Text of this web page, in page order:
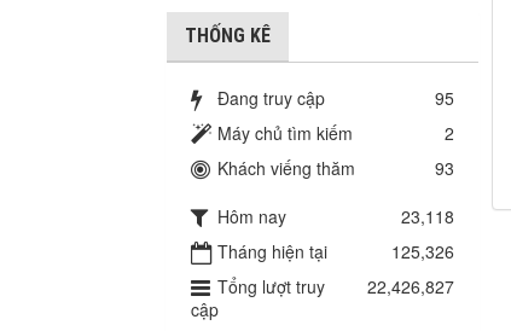
THỐNG KÊ
Đang truy cập
95
Máy chủ tìm kiếm
2
Khách viếng thăm
93
Hôm nay
23,118
Tháng hiện tại
125,326
Tổng lượt truy
cập
22,426,827